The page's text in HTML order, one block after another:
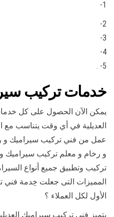
1-
2-
3-
4-
5- .
خدمات تركيب
يمكن الآن الحصول على كل
العديلية في أي وقت يتناسب مع
عمل من فني تركيب سيراميك و
و رخام و معلم تركيب سيراميك
تركيب وتطبيق جميع أنواع
المميزات التى جعلت خِدمة فني
الأول لكل العملاء ؟
يتميز فني تركيب سيراميك